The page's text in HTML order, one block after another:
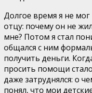
Долгое время я не
отцу: почему он не
мне? Потом я стал
общался с ним
получить деньги.
просить помощи
даже затруднялся: о
понял, что мои